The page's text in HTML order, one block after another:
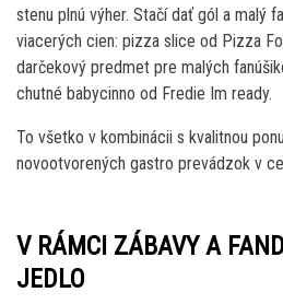
stenu plnú výher. Stačí dať gól a malý
viacerých cien: pizza slice od Pizza
darčekový predmet pre malých
chutné babycinno od Fredie Im ready.
To všetko v kombinácii s kvalitnou
novootvorených gastro prevádzok v
V RÁMCI ZÁBAVY A
JEDLO